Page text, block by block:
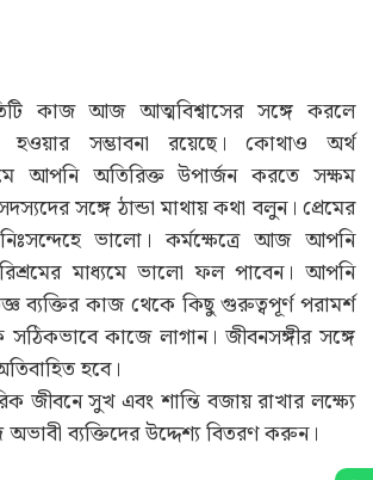
কাজ আজ আত্মবিশ্বাসের সঙ্গে করলে
সম্ভাবনা রয়েছে। কোথাও অর্থ
আপনি অতিরিক্ত উপার্জন করতে সক্ষম
সঙ্গে ঠান্ডা মাথায় কথা বলুন। প্রেমের
ভালো। কর্মক্ষেত্রে আজ আপনি
মাধ্যমে ভালো ফল পাবেন। আপনি
কাজ থেকে কিছু গুরুত্বপূর্ণ পরামর্শ
কাজে লাগান। জীবনসঙ্গীর সঙ্গে
হবে।
জীবনে সুখ এবং শান্তি বজায় রাখার লক্ষ্যে
অভাবী ব্যক্তিদের উদ্দেশ্য বিতরণ করুন।